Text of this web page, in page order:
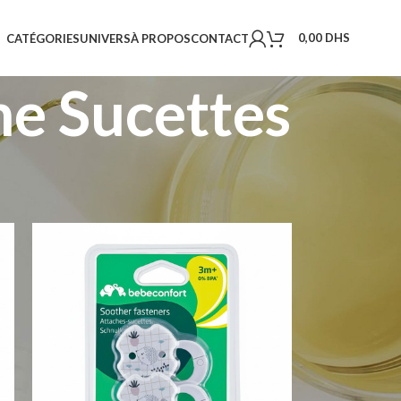
CATÉGORIESUNIVERSÀ PROPOSCONTACT 0,00 DHS
Sucettes